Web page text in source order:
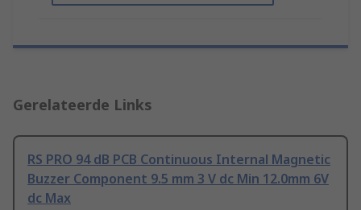
Gerelateerde Links
RS PRO 94 dB PCB Continuous Internal Magnetic
Buzzer Component 9.5 mm 3 V dc Min 12.0mm 6V
dc Max